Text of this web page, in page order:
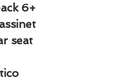
6+
seat